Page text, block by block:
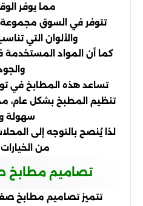
مما يوفر
تتوفر في السوق
والألوان التي
كما أن المواد
تساعد هذه المطابخ في
تنظيم المطبخ بشكل عام،
سهولة
لذا يُنصح بالتوجه إلى
من
تصاميم مطابخ
تتميز تصاميم مطابخ